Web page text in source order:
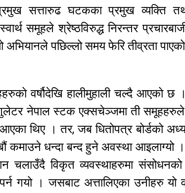
सत्तारुढ घटकका प्रमुख व्यक्ति
समूहले श्रेष्ठविरुद्ध निरन्तर
अभियानले पछिल्लो समय फेरि तीव्रता
वर्षौदेखि हालीमुहाली चल्दै आएको छ
नेपाल स्टक एक्सचेञ्जमा ती
थिए । तर, जब धितोपत्र बोर्डको
कमाउने धन्दा बन्द हुने अवस्था आइलाग्यो
चलाउँदै विकृत व्यवस्थाहरुमा
गयो । जसबाट अत्तालिएका उनीहरु यो